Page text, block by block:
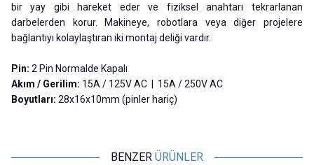
bir yay gibi hareket eder ve fiziksel anahtarı tekrarlanan
darbelerden korur. Makineye, robotlara veya diğer projelere
bağlantıyı kolaylaştıran iki montaj deliği vardır.
Pin: 2 Pin Normalde Kapalı
Akım / Gerilim: 15A / 125V AC | 15A / 250V AC
Boyutları: 28x16x10mm (pinler hariç)
BENZER ÜRÜNLER